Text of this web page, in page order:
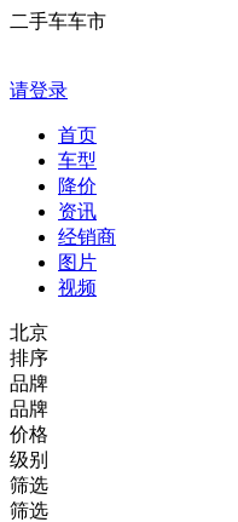
二手车车市
请登录
首页
车型
降价
资讯
经销商
图片
视频
北京
排序
品牌
品牌
价格
级别
筛选
筛选